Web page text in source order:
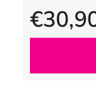
Jednotková